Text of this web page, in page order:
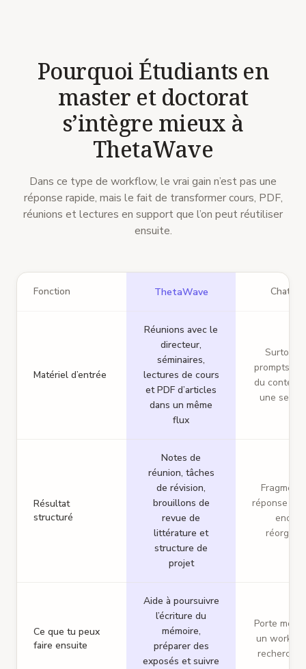
Pourquoi Étudiants en
master et doctorat
s’intègre mieux à
ThetaWave
Dans ce type de workflow, le vrai gain n’est pas une
réponse rapide, mais le fait de transformer cours, PDF,
réunions et lectures en support que l’on peut réutiliser
ensuite.
Fonction ThetaWave
Matériel d’entrée
Réunions avec le
directeur,
séminaires,
lectures de cours
et PDF d’articles
dans un même
flux
Surtout
prompts
du
une seule
Résultat
structuré
Notes de
réunion, tâches
de révision,
brouillons de
revue de
littérature et
structure de
projet
réponse
encore
Ce que tu peux
faire ensuite
Aide à poursuivre
l’écriture du
mémoire,
préparer des
exposés et suivre
Porte
un
recherche